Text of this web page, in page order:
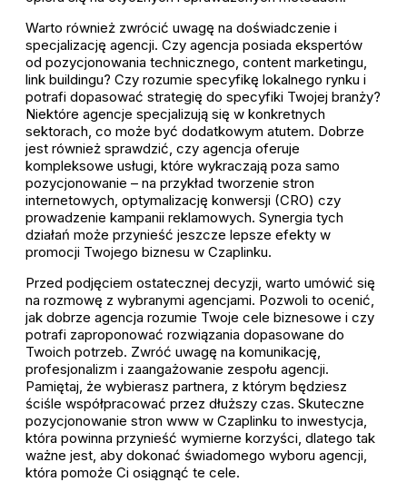
Warto również zwrócić uwagę na doświadczenie i
specjalizację agencji. Czy agencja posiada ekspertów
od pozycjonowania technicznego, content marketingu,
link buildingu? Czy rozumie specyfikę lokalnego rynku i
potrafi dopasować strategię do specyfiki Twojej branży?
Niektóre agencje specjalizują się w konkretnych
sektorach, co może być dodatkowym atutem. Dobrze
jest również sprawdzić, czy agencja oferuje
kompleksowe usługi, które wykraczają poza samo
pozycjonowanie – na przykład tworzenie stron
internetowych, optymalizację konwersji (CRO) czy
prowadzenie kampanii reklamowych. Synergia tych
działań może przynieść jeszcze lepsze efekty w
promocji Twojego biznesu w Czaplinku.
Przed podjęciem ostatecznej decyzji, warto umówić się
na rozmowę z wybranymi agencjami. Pozwoli to ocenić,
jak dobrze agencja rozumie Twoje cele biznesowe i czy
potrafi zaproponować rozwiązania dopasowane do
Twoich potrzeb. Zwróć uwagę na komunikację,
profesjonalizm i zaangażowanie zespołu agencji.
Pamiętaj, że wybierasz partnera, z którym będziesz
ściśle współpracować przez dłuższy czas. Skuteczne
pozycjonowanie stron www w Czaplinku to inwestycja,
która powinna przynieść wymierne korzyści, dlatego tak
ważne jest, aby dokonać świadomego wyboru agencji,
która pomoże Ci osiągnąć te cele.